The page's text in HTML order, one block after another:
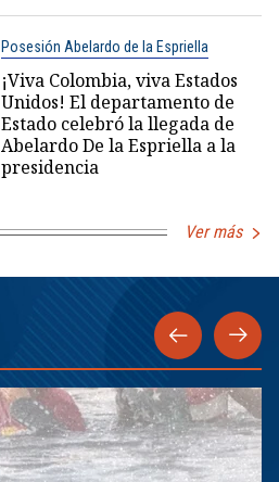
Posesión Abelardo de la Espriella
¡Viva Colombia, viva Estados
Unidos! El departamento de
Estado celebró la llegada de
Abelardo De la Espriella a la
presidencia
Ver más